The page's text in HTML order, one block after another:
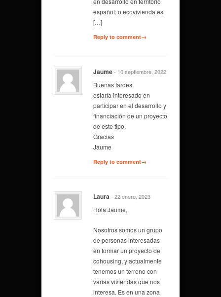
español: o ecovivienda.es
[…]
Reply to comment→
Jaume- 10 septiembre, 2022
Buenas tardes,
estaría interesado en
participar en el desarrollo y
financiación de un proyecto
de este tipo.
Gracias
Jaume
Reply to comment→
Laura- 22 enero, 2023
Hola Jaume,
Nosotros somos un grupo
de personas interesadas
en formar un proyecto de
cohousing, y actualmente
tenemos un terreno con
varias viviendas que nos
interesa. Es en una zona